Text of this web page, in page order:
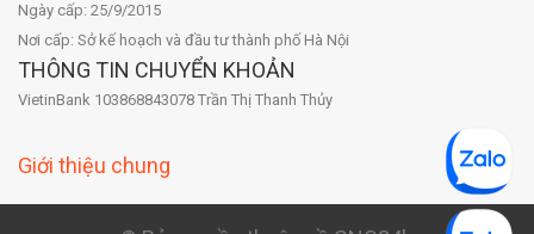
Ngày cấp: 25/9/2015
Nơi cấp: Sở kế hoạch và đầu tư thành phố Hà Nội
THÔNG TIN CHUYỂN KHOẢN
VietinBank 103868843078 Trần Thị Thanh Thủy
Giới thiệu chung